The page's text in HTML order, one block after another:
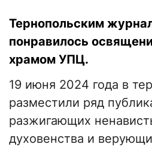
Тернопольским
понравилось
храмом УПЦ.
19 июня 2024 года в
разместили ряд
разжигающих
духовенства и